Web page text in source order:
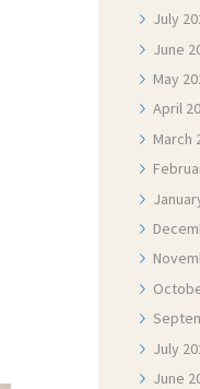
July
June
May
April
March
July
June